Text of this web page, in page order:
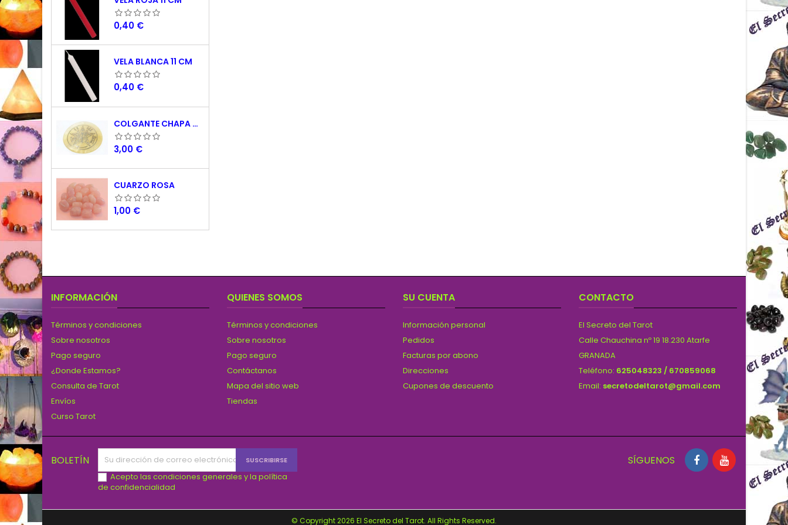
Precio
0,40 €
VELA BLANCA 11 CM
Precio
0,40 €
COLGANTE CHAPA NACAR TETRAGRAMATON 5 CM
Precio
3,00 €
CUARZO ROSA
Precio
1,00 €
INFORMACIÓN
Términos y condiciones
Sobre nosotros
Pago seguro
¿Donde Estamos?
Consulta de Tarot
Envíos
Curso Tarot
QUIENES SOMOS
Términos y condiciones
Sobre nosotros
Pago seguro
Contáctanos
Mapa del sitio web
Tiendas
SU CUENTA
Información personal
Pedidos
Facturas por abono
Direcciones
Cupones de descuento
CONTACTO
El Secreto del Tarot
Calle Chauchina nº 19 18.230 Atarfe
GRANADA
Teléfono: 625048323 / 670859068
Email: secretodeltarot@gmail.com
BOLETÍN
Acepto las condiciones generales y la política
de confidencialidad
SÍGUENOS
© Copyright 2026 El Secreto del Tarot. All Rights Reserved.